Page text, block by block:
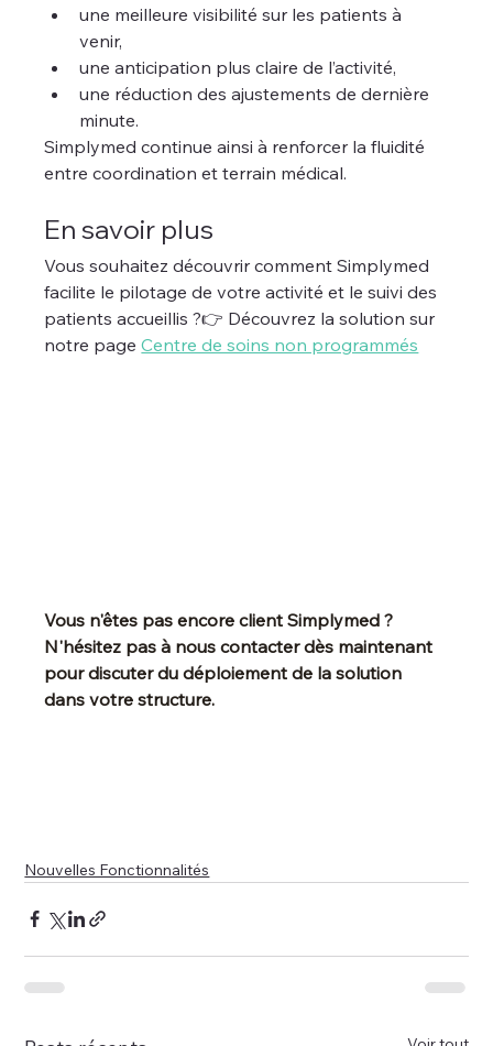
une meilleure visibilité sur les patients à
venir,
une anticipation plus claire de l’activité,
une réduction des ajustements de dernière
minute.
Simplymed continue ainsi à renforcer la fluidité
entre coordination et terrain médical.
En savoir plus
Vous souhaitez découvrir comment Simplymed
facilite le pilotage de votre activité et le suivi des
patients accueillis ?👉 Découvrez la solution sur
notre page Centre de soins non programmés
Vous n'êtes pas encore client Simplymed ?
N'hésitez pas à nous contacter dès maintenant
pour discuter du déploiement de la solution
dans votre structure.
Nouvelles Fonctionnalités